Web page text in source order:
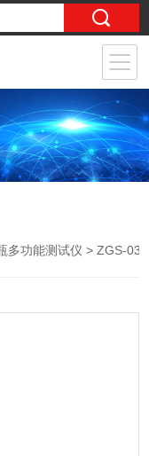
多功能测试仪 > ZGS-03婴幼儿用奶瓶和奶嘴拉扯性能测试仪